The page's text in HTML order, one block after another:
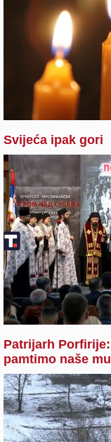
Svijeća ipak gori
Patrijarh
pamtimo naše